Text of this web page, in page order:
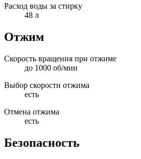
Расход воды за стирку
48 л
Отжим
Скорость вращения при отжиме
до 1000 об/мин
Выбор скорости отжима
есть
Отмена отжима
есть
Безопасность